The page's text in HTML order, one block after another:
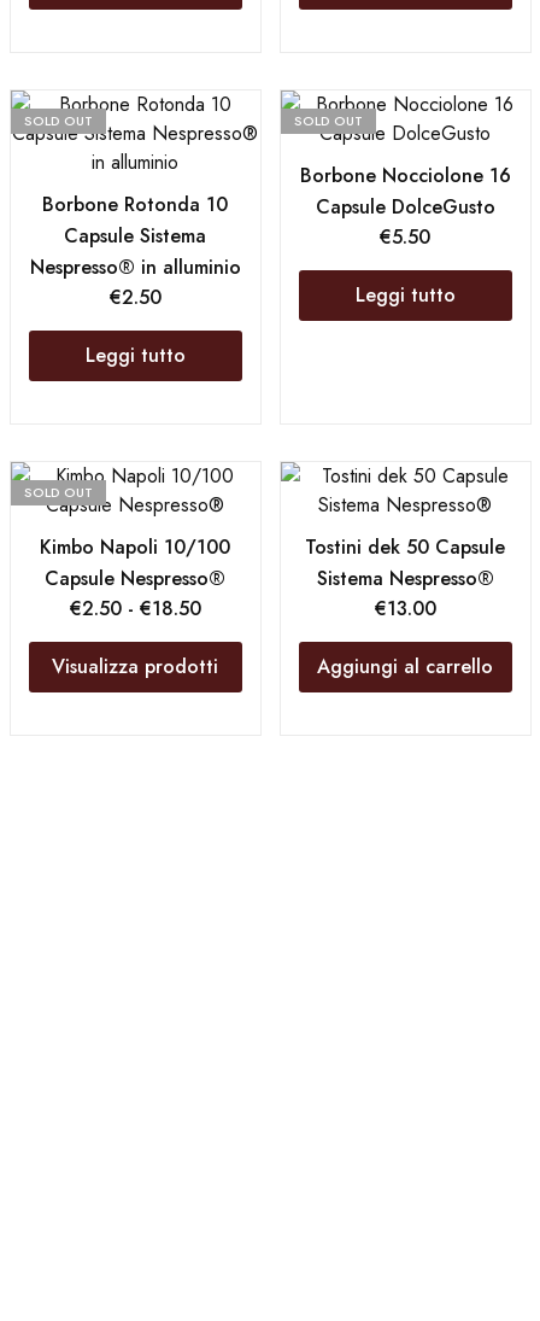
SOLD OUT
Borbone Rotonda 10
Capsule Sistema
Nespresso® in alluminio
€2.50
Leggi tutto
SOLD OUT
Borbone Nocciolone 16
Capsule DolceGusto
€5.50
Leggi tutto
SOLD OUT
Kimbo Napoli 10/100
Capsule Nespresso®
€2.50 - €18.50
Visualizza prodotti
Tostini dek 50 Capsule
Sistema Nespresso®
€13.00
Aggiungi al carrello